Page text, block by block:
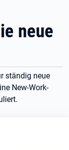
neue
ständig neue
New-Work-